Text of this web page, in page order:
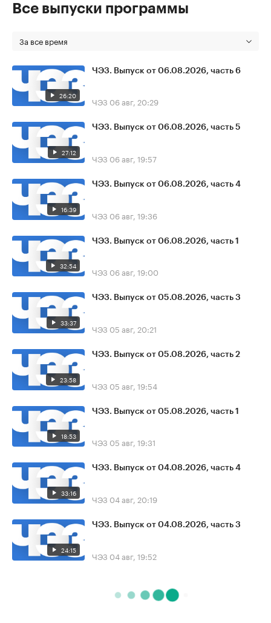
Все выпуски программы
За все время
26:20
ЧЭЗ. Выпуск от 06.08.2026, часть 6
ЧЭЗ 06 авг, 20:29
27:12
ЧЭЗ. Выпуск от 06.08.2026, часть 5
ЧЭЗ 06 авг, 19:57
16:39
ЧЭЗ. Выпуск от 06.08.2026, часть 4
ЧЭЗ 06 авг, 19:36
32:54
ЧЭЗ. Выпуск от 06.08.2026, часть 1
ЧЭЗ 06 авг, 19:00
33:37
ЧЭЗ. Выпуск от 05.08.2026, часть 3
ЧЭЗ 05 авг, 20:21
23:58
ЧЭЗ. Выпуск от 05.08.2026, часть 2
ЧЭЗ 05 авг, 19:54
18:53
ЧЭЗ. Выпуск от 05.08.2026, часть 1
ЧЭЗ 05 авг, 19:31
33:16
ЧЭЗ. Выпуск от 04.08.2026, часть 4
ЧЭЗ 04 авг, 20:19
24:15
ЧЭЗ. Выпуск от 04.08.2026, часть 3
ЧЭЗ 04 авг, 19:52